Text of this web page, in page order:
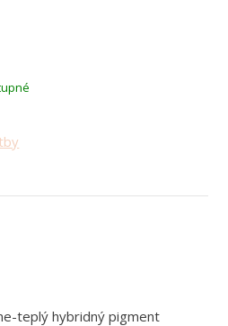
teplý hybridný pigment